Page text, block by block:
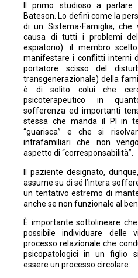
Il primo studioso a
Bateson. Lo definì come la
di un Sistema-Famiglia,
causa di tutti i problemi
espiatorio): il membro
manifestare i conflitti interni
portatore scisso del
transgenerazionale) della
è di solito colui che
psicoterapeutico in
sofferenza ed importanti
stessa che manda il PI in
“guarisca” e che si
intrafamiliari che non
aspetto di “corresponsabilità”.
Il paziente designato,
assume su di sé l’intera
un tentativo estremo di
anche se non funzionale al
È importante sottolineare
possibile individuare delle
processo relazionale che
psicopatologici in un figlio
essere un processo circolare: